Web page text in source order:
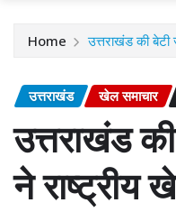
Home उत्तराखंड की बेटी
उत्तराखंड खेल समाचार
उत्तराखंड की
ने राष्ट्रीय